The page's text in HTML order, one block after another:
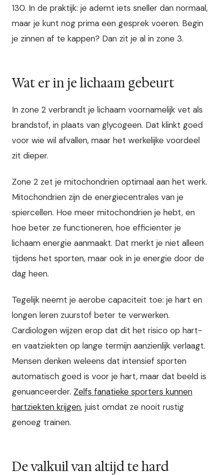
130. In de praktijk: je ademt iets sneller dan normaal,
maar je kunt nog prima een gesprek voeren. Begin
je zinnen af te kappen? Dan zit je al in zone 3.
Wat er in je lichaam gebeurt
In zone 2 verbrandt je lichaam voornamelijk vet als
brandstof, in plaats van glycogeen. Dat klinkt goed
voor wie wil afvallen, maar het werkelijke voordeel
zit dieper.
Zone 2 zet je mitochondrien optimaal aan het werk.
Mitochondrien zijn de energiecentrales van je
spiercellen. Hoe meer mitochondrien je hebt, en
hoe beter ze functioneren, hoe efficienter je
lichaam energie aanmaakt. Dat merkt je niet alleen
tijdens het sporten, maar ook in je energie door de
dag heen.
Tegelijk neemt je aerobe capaciteit toe: je hart en
longen leren zuurstof beter te verwerken.
Cardiologen wijzen erop dat dit het risico op hart-
en vaatziekten op lange termijn aanzienlijk verlaagt.
Mensen denken weleens dat intensief sporten
automatisch goed is voor je hart, maar dat beeld is
genuanceerder. Zelfs fanatieke sporters kunnen
hartziekten krijgen, juist omdat ze nooit rustig
genoeg trainen.
De valkuil van altijd te hard